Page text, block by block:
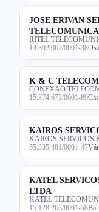
JOSE ERIVAN
RITEL
13.392.062/0001-38
K & C
CONEXAO
15.374.673/0001-89
KAIROS
KAIROS SERVICOS
55.835.481/0001-47
KATEL
LTDA
KATEL
15.128.263/0001-58